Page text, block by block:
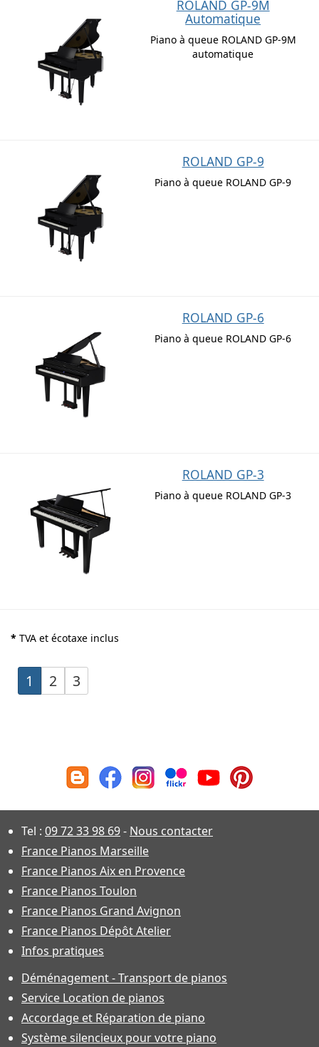
ROLAND GP-9M
Automatique
Piano à queue ROLAND GP-9M
automatique
ROLAND GP-9
Piano à queue ROLAND GP-9
ROLAND GP-6
Piano à queue ROLAND GP-6
ROLAND GP-3
Piano à queue ROLAND GP-3
* TVA et écotaxe inclus
1 2 3
Tel : 09 72 33 98 69- Nous contacter
France Pianos Marseille
France Pianos Aix en Provence
France Pianos Toulon
France Pianos Grand Avignon
France Pianos Dépôt Atelier
Infos pratiques
Déménagement - Transport de pianos
Service Location de pianos
Accordage et Réparation de piano
Système silencieux pour votre piano